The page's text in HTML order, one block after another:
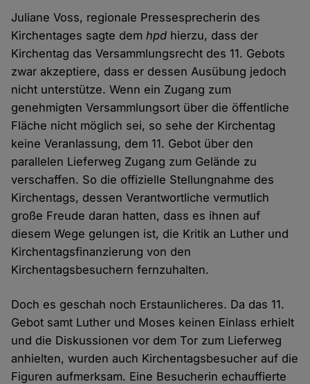
Juliane Voss, regionale Pressesprecherin des
Kirchentages sagte demhpd hierzu, dass der
Kirchentag das Versammlungsrecht des 11. Gebots
zwar akzeptiere, dass er dessen Ausübung jedoch
nicht unterstütze. Wenn ein Zugang zum
genehmigten Versammlungsort über die öffentliche
Fläche nicht möglich sei, so sehe der Kirchentag
keine Veranlassung, dem 11. Gebot über den
parallelen Lieferweg Zugang zum Gelände zu
verschaffen. So die offizielle Stellungnahme des
Kirchentags, dessen Verantwortliche vermutlich
große Freude daran hatten, dass es ihnen auf
diesem Wege gelungen ist, die Kritik an Luther und
Kirchentagsfinanzierung von den
Kirchentagsbesuchern fernzuhalten.
Doch es geschah noch Erstaunlicheres. Da das 11.
Gebot samt Luther und Moses keinen Einlass erhielt
und die Diskussionen vor dem Tor zum Lieferweg
anhielten, wurden auch Kirchentagsbesucher auf die
Figuren aufmerksam. Eine Besucherin echauffierte